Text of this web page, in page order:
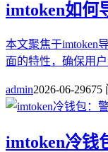
imtoken如何
本文聚焦于imtoken
面的特性，确保用
admin2026-06-29675
imtoken冷钱